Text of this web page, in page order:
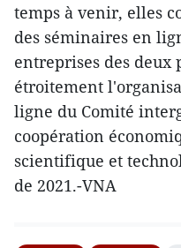
temps à venir, elles
des séminaires en
entreprises des deux
étroitement
ligne du Comité
coopération
scientifique et
de 2021.-VNA